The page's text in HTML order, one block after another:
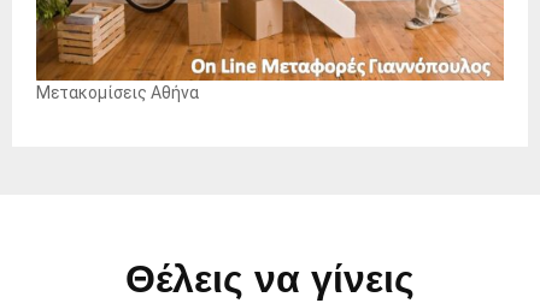
Μετακομίσεις Αθήνα
Θέλεις να γίνεις